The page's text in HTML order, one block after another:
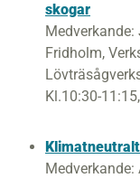
skogar
Medverkande:
Fridholm,
Kl.10:30-
Medverkande: